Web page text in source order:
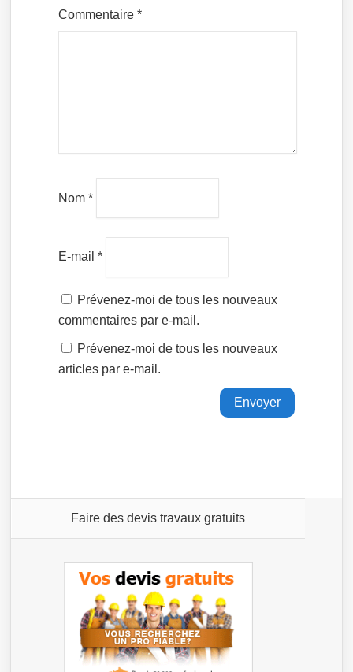
Commentaire*
Nom*
E-mail*
Prévenez-moi de tous les nouveaux
commentaires par e-mail.
Prévenez-moi de tous les nouveaux
articles par e-mail.
Faire des devis travaux gratuits